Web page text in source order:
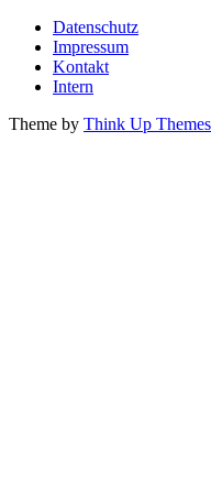
Datenschutz
Impressum
Kontakt
Intern
Theme by Think Up